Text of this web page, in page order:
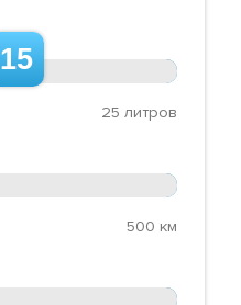
15
25 литров
500 км